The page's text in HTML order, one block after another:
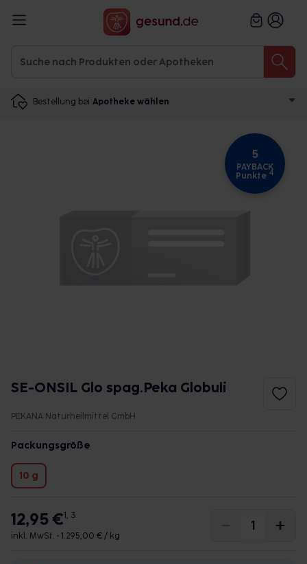
Bestellung bei Apotheke wählen
5
PAYBACK
Punkte 4
SE-ONSIL Glo spag.Peka Globuli
PEKANA Naturheilmittel GmbH
Packungsgröße
10 g
12,95 €1, 3
inkl. MwSt. • 1.295,00 € / kg